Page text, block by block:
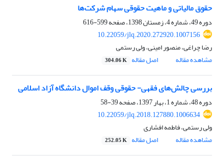
حقوق مالیاتی و ماهیت حقوقی سهام شرکت‌ها
دوره 49، شماره 4، زمستان 1398، صفحه
599-616
10.22059/jlq.2020.272920.1007156
رضا چراغی، منصور امینی، ولی رستمی
مشاهده مقاله
اصل مقاله 304.06 K
بررسی چالش‌های فقهی- حقوقی وقف اموال دانشگاه آزاد اسلامی
دوره 48، شماره 1، بهار 1397، صفحه
39-58
10.22059/jlq.2018.127880.1006634
ولی رستمی، فاطمه افشاری
مشاهده مقاله
اصل مقاله 252.05 K